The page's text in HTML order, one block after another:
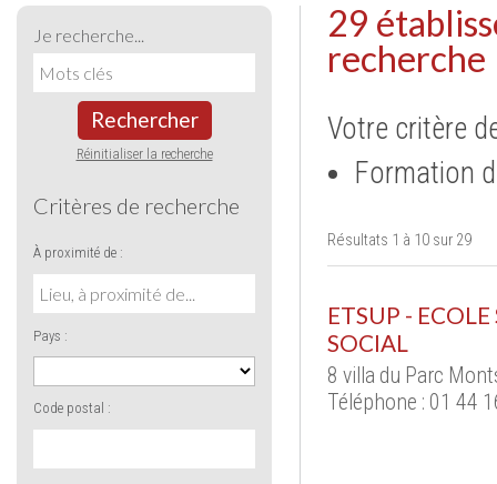
Je recherche...
Rechercher
Réinitialiser la recherche
Critères de recherche
À proximité de :
Pays :
Code postal :
29
recherche
Votre critère
Formation
Résultats 1 à 10 sur 29
ETSUP -
SOCIAL
8 villa du Parc
Téléphone : 01 44